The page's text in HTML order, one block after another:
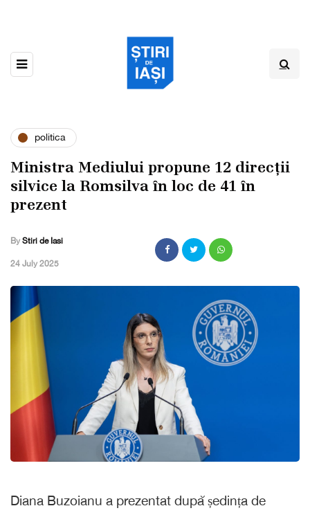
politica
Ministra Mediului propune 12 direcții
silvice la Romsilva în loc de 41 în
prezent
By Stiri de Iasi
,24 July 2025
Diana Buzoianu a prezentat după ședința de